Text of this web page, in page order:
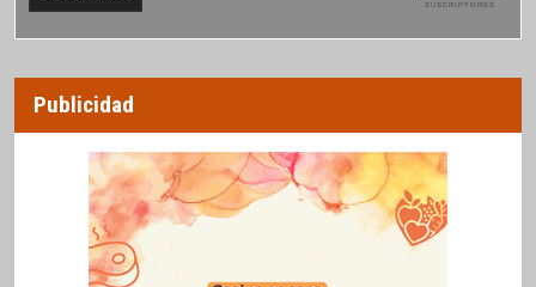
SUSCRIPTORES
Publicidad